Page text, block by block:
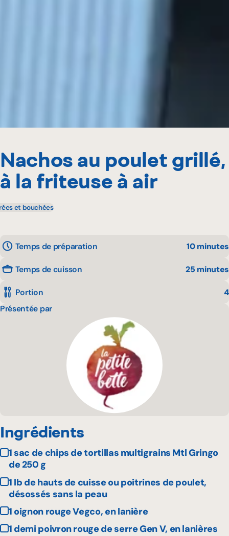
Nachos au poulet grillé,
à la friteuse à air
et bouchées
Temps de préparation 10 minutes
Temps de cuisson 25 minutes
Portion
4
Présentée par
Ingrédients
1 sac de chips de tortillas multigrains Mtl Gringo
de 250 g
1 lb de hauts de cuisse ou poitrines de poulet,
désossés sans la peau
1 oignon rouge Vegco, en lanière
1 demi poivron rouge de serre Gen V, en lanières